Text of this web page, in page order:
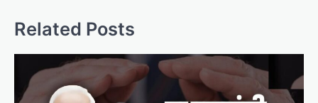
Related Posts